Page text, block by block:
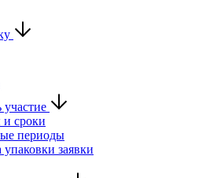
сроки
периоды
упаковки заявки